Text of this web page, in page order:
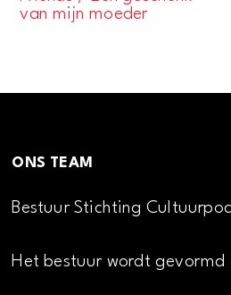
Navigatie
van mijn moeder
ONS TEAM
Bestuur Stichting
Het bestuur wordt gevormd